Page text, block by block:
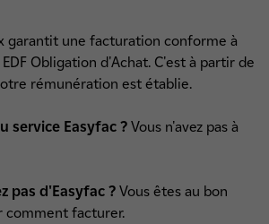
garantit une facturation conforme à
Obligation d'Achat. C'est à partir de
rémunération est établie.
service Easyfac ? Vous n'avez pas à
pas d'Easyfac ? Vous êtes au bon
comment facturer.